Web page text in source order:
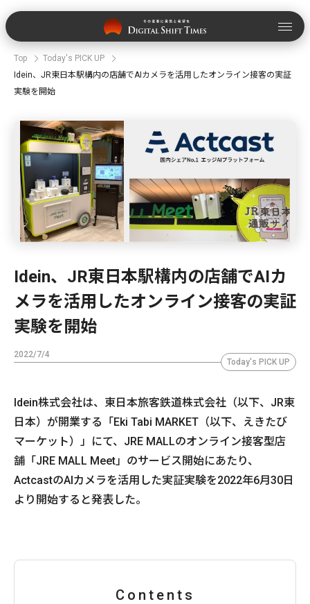
Top
Today's PICK UP
Idein、JR東日本駅構内の店舗でAIカメラを活用したオンライン接客の実証
実験を開始
Idein、JR東日本駅構内の店舗でAIカ
メラを活用したオンライン接客の実証
実験を開始
2022/7/4
Today's PICK UP
Idein株式会社は、東日本旅客鉄道株式会社（以下、JR東
日本）が開業する「Eki Tabi MARKET（以下、えきたび
マーケット）」にて、JRE MALLのオンライン接客型店
舗「JRE MALL Meet」のサービス開始にあたり、
ActcastのAIカメラを活用した実証実験を2022年6月30日
より開始すると発表した。
Contents